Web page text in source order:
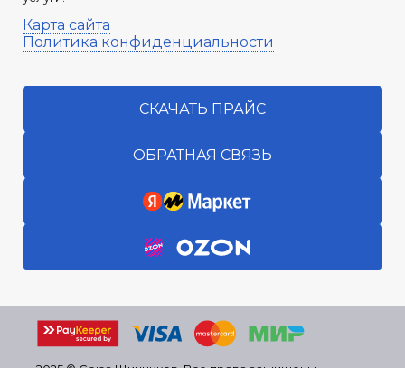
Карта сайта
Политика конфиденциальности
СКАЧАТЬ ПРАЙС
ОБРАТНАЯ СВЯЗЬ